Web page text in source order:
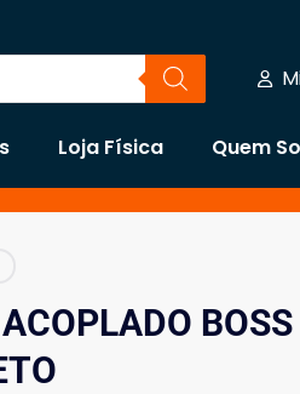
Loja Física Quem